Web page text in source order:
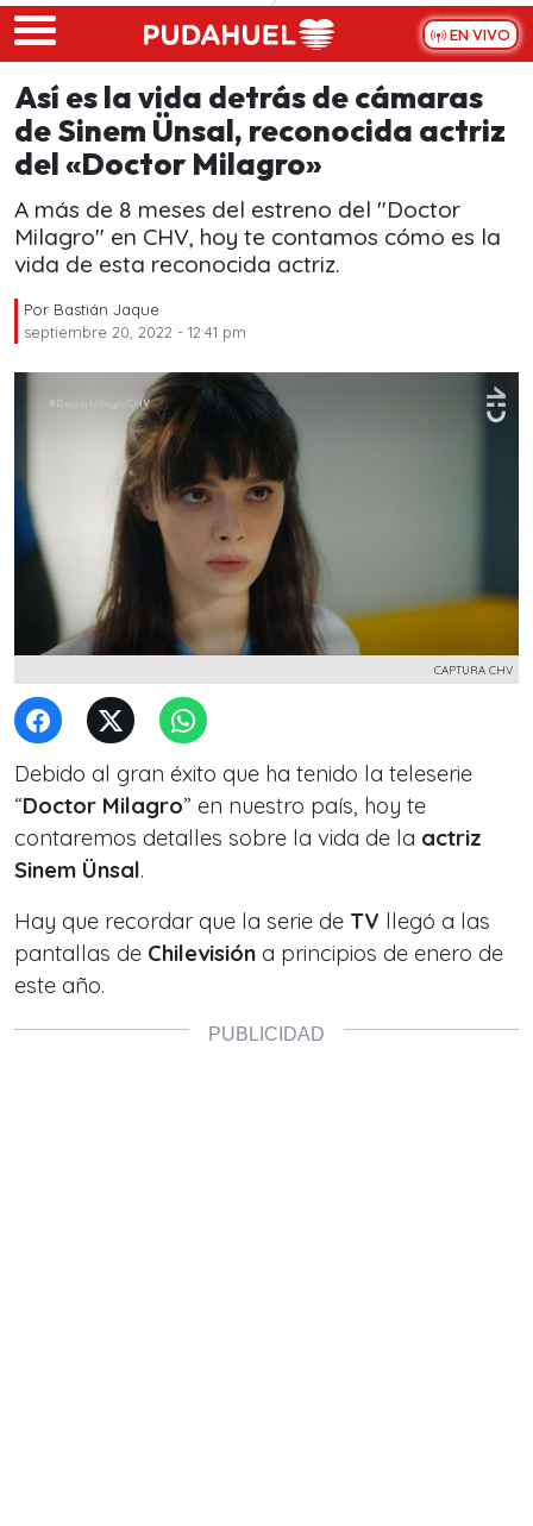
Skip to main content
EN VIVO
Así es la vida detrás de cámaras
de Sinem Ünsal, reconocida actriz
del «Doctor Milagro»
A más de 8 meses del estreno del "Doctor
Milagro" en CHV, hoy te contamos cómo es la
vida de esta reconocida actriz.
Por Bastián Jaque
septiembre 20, 2022 - 12:41 pm
CAPTURA CHV
Debido al gran éxito que ha tenido la teleserie
“Doctor Milagro” en nuestro país, hoy te
contaremos detalles sobre la vida de la actriz
Sinem Ünsal.
Hay que recordar que la serie de TV llegó a las
pantallas de Chilevisión a principios de enero de
este año.